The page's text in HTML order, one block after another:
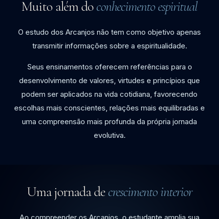
Muito além do conhecimento espiritual
O estudo dos Arcanjos não tem como objetivo apenas
transmitir informações sobre a espiritualidade.
Seus ensinamentos oferecem referências para o
desenvolvimento de valores, virtudes e princípios que
podem ser aplicados na vida cotidiana, favorecendo
escolhas mais conscientes, relações mais equilibradas e
uma compreensão mais profunda da própria jornada
evolutiva.
Uma jornada decrescimento interior